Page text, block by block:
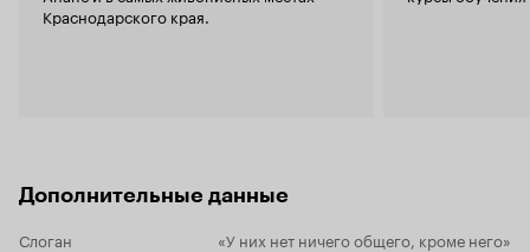
Краснодарского края.
Дополнительные данные
Слоган
«У них нет ничего общего, кроме него»